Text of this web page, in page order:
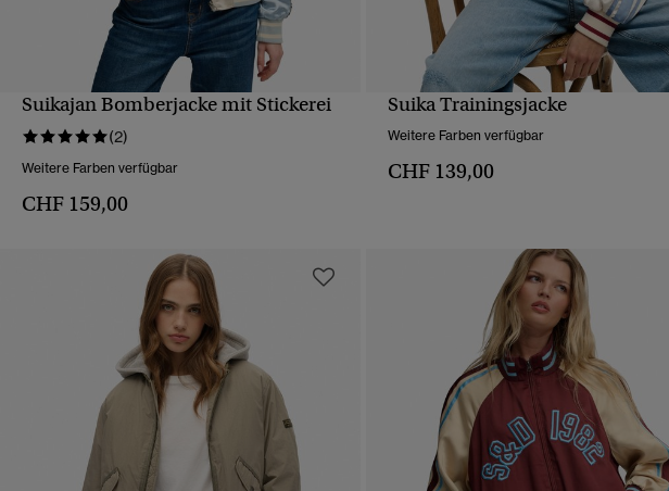
SCHNELLANSICHT
Suikajan Bomberjacke mit Stickerei
(2)
Weitere Farben verfügbar
CHF 159,00
SCHNELLANSICHT
Suika Trainingsjacke
Weitere Farben verfügbar
CHF 139,00